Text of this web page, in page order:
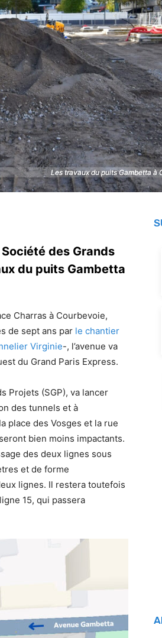
Les travaux du puits Gambetta
Les travaux du puits Gambetta
des Grands
du puits Gambetta
Charras à Courbevoie,
de sept ans par le chantier
Virginie-, l’avenue va
du Grand Paris Express.
Projets (SGP), va lancer
des tunnels et à
place des Vosges et la rue
bien moins impactants.
des deux lignes sous
et de forme
lignes. Il restera toutefois
15, qui passera